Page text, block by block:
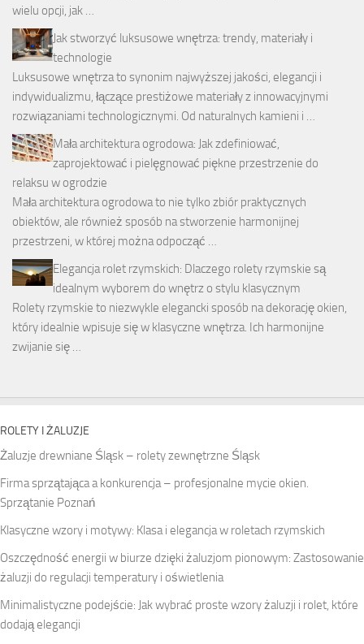
wielu opcji, jak …
Jak stworzyć luksusowe wnętrza: trendy, materiały i
technologie
Luksusowe wnętrza to synonim najwyższej jakości, elegancji i
indywidualizmu, łączące prestiżowe materiały z innowacyjnymi
rozwiązaniami technologicznymi. Od naturalnych kamieni i …
Mała architektura ogrodowa: Jak zdefiniować,
zaprojektować i pielęgnować piękne przestrzenie do
relaksu w ogrodzie
Mała architektura ogrodowa to nie tylko zbiór praktycznych
obiektów, ale również sposób na stworzenie harmonijnej
przestrzeni, w której można odpocząć …
Elegancja rolet rzymskich: Dlaczego rolety rzymskie są
idealnym wyborem do wnętrz o stylu klasycznym
Rolety rzymskie to niezwykle elegancki sposób na dekorację okien,
który idealnie wpisuje się w klasyczne wnętrza. Ich harmonijne
zwijanie się …
ROLETY I ŻALUZJE
Żaluzje drewniane Śląsk – rolety zewnętrzne Śląsk
Firma sprzątająca a konkurencja – profesjonalne mycie okien.
Sprzątanie Poznań
Klasyczne wzory i motywy: Klasa i elegancja w roletach rzymskich
Oszczędność energii w biurze dzięki żaluzjom pionowym: Zastosowanie
żaluzji do regulacji temperatury i oświetlenia
Minimalistyczne podejście: Jak wybrać proste wzory żaluzji i rolet, które
dodają elegancji